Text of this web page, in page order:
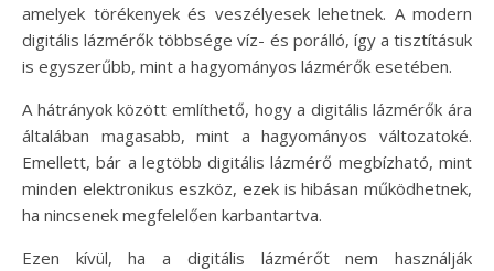
amelyek törékenyek és veszélyesek lehetnek. A modern
digitális lázmérők többsége víz- és porálló, így a tisztításuk
is egyszerűbb, mint a hagyományos lázmérők esetében.
A hátrányok között említhető, hogy a digitális lázmérők ára
általában magasabb, mint a hagyományos változatoké.
Emellett, bár a legtöbb digitális lázmérő megbízható, mint
minden elektronikus eszköz, ezek is hibásan működhetnek,
ha nincsenek megfelelően karbantartva.
Ezen kívül, ha a digitális lázmérőt nem használják